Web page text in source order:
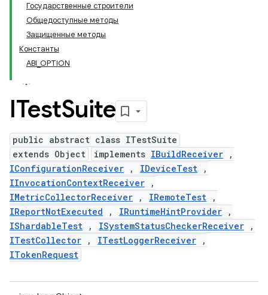
Государственные строители
Общедоступные методы
Защищенные методы
Константы
ABI_OPTION
ITestSuite
public abstract class ITestSuite
extends Object
implements IBuildReceiver ,
IConfigurationReceiver , IDeviceTest ,
IInvocationContextReceiver ,
IMetricCollectorReceiver , IRemoteTest ,
IReportNotExecuted , IRuntimeHintProvider ,
IShardableTest , ISystemStatusCheckerReceiver ,
ITestCollector , ITestLoggerReceiver ,
ITokenRequest